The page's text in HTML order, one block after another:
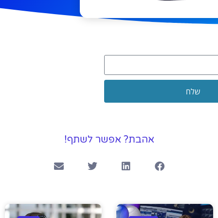
שלח
אהבת? אפשר לשתף!